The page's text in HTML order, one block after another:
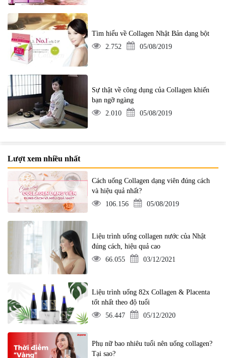
Tìm hiểu về Collagen Nhật Bản dạng bột
2.752
05/08/2019
Sự thật về công dụng của Collagen khiến
bạn ngỡ ngàng
2.010
05/08/2019
Lượt xem nhiều nhất
Cách uống Collagen dạng viên đúng cách
và hiệu quả nhất?
106.156
05/08/2019
Liệu trình uống collagen nước của Nhật
đúng cách, hiệu quả cao
66.055
03/12/2021
Liệu trình uống 82x Collagen & Placenta
tốt nhất theo độ tuổi
56.447
05/12/2020
Phụ nữ bao nhiêu tuổi nên uống collagen?
Tại sao?